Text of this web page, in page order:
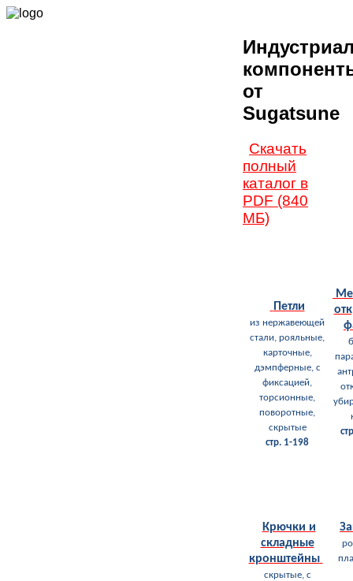
от
Sugatsune
Скачать
полный
каталог в
PDF (840
МБ)
Петли
из нержавеющей
стали, рояльные,
карточные,
дэмпферные, с
фиксацией,
торсионные,
поворотные,
скрытые
стр. 1-198
Крючки и
складные
кронштейны
скрытые, с